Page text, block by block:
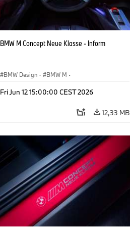
BMW M Concept Neue Klasse - Inform
BMW Design · BMW M ·
Fri Jun 12 15:00:00 CEST 2026
12,33 MB